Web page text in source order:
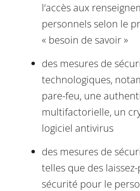
l’accès aux
personnels selon le
« besoin de savoir »
des mesures de
technologiques,
pare-feu, une
multifactorielle, un
logiciel antivirus
des mesures de
telles que des
sécurité pour le